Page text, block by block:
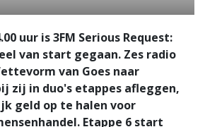
uur is 3FM Serious Request:
van start gegaan. Zes radio
van Goes naar
zij in duo's etappes afleggen,
geld op te halen voor
Etappe 6 start